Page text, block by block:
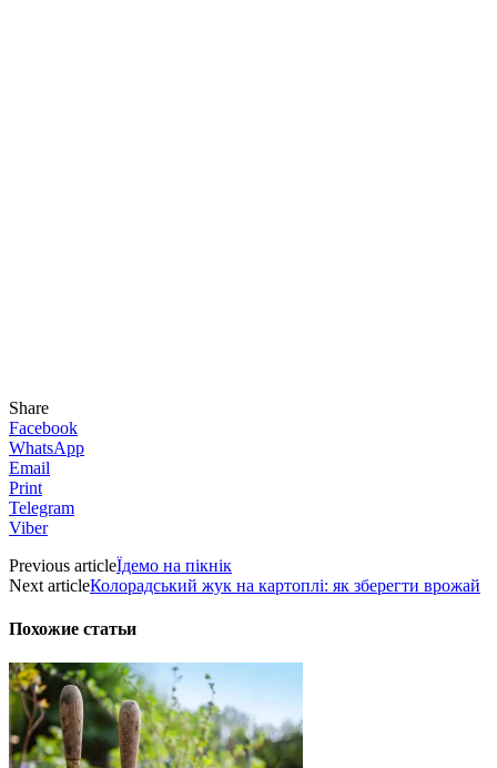
Share
Facebook
WhatsApp
Email
Print
Telegram
Viber
Previous articleЇдемо на пікнік
Next articleКолорадський жук на картоплі: як зберегти врожай
Похожие статьи